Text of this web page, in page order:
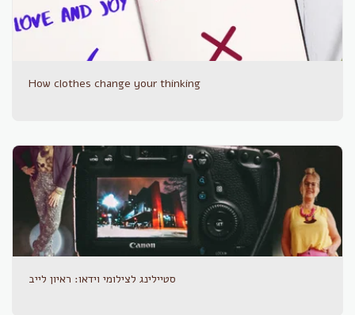
How clothes change your thinking
סטיילינג לצילומי וידאו: ראיון לייב